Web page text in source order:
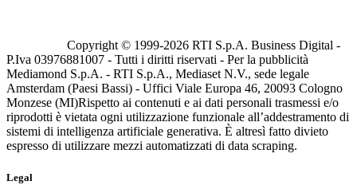
Copyright © 1999-2026 RTI S.p.A. Business Digital -
P.Iva 03976881007 - Tutti i diritti riservati - Per la pubblicità
Mediamond S.p.A. - RTI S.p.A., Mediaset N.V., sede legale
Amsterdam (Paesi Bassi) - Uffici Viale Europa 46, 20093 Cologno
Monzese (MI)Rispetto ai contenuti e ai dati personali trasmessi e/o
riprodotti è vietata ogni utilizzazione funzionale all’addestramento di
sistemi di intelligenza artificiale generativa. È altresì fatto divieto
espresso di utilizzare mezzi automatizzati di data scraping.
Legal